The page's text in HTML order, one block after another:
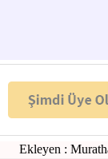
Ekleyen :